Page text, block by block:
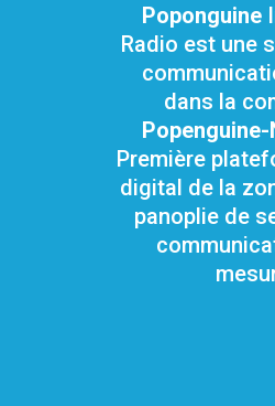
Poponguine
Radio est une
dans la
Première
digital de la
panoplie de